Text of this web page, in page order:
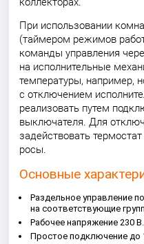
При использовании
(таймером режимов
команды управления
на исполнительные
температуры, например,
с отключением
реализовать путем
выключателя. Для
задействовать
росы.
Основные
Раздельное управление
на соответствующие
Рабочее напряжение 230 В.
Простое подключение до